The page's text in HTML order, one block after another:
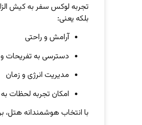
تجربه لوکس سفر به کیش
بلکه یعنی:
آرامش و راحتی
دسترسی به تفریحات
مدیریت انرژی و زمان
امکان تجربه لحظات به
با انتخاب هوشمندانه